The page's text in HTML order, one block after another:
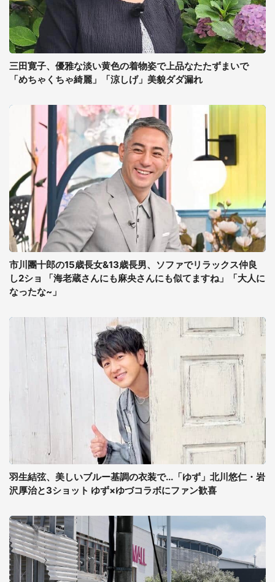
三田寛子、優雅な淡い黄色の着物姿で上品なたたずまいで
「めちゃくちゃ綺麗」「涼しげ」美貌ダダ漏れ
市川團十郎の15歳長女&13歳長男、ソファでリラックス仲良
し2ショ 「海老蔵さんにも麻央さんにも似てますね」「大人に
なったな~」
羽生結弦、美しいブルー基調の衣装で...「ゆず」北川悠仁・岩
沢厚治と3ショット ゆず×ゆづコラボにファン歓喜